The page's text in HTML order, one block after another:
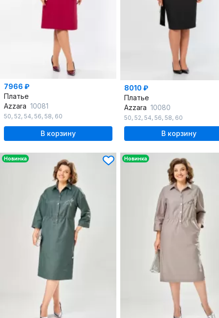
7966 ₽
Платье
Azzara 10081
50, 52, 54, 56, 58, 60
В корзину
8010 ₽
Платье
Azzara 10080
50, 52, 54, 56, 58, 60
В корзину
Новинка Новинка